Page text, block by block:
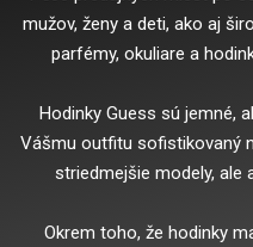
mužov, ženy a deti, ako aj
parfémy, okuliare a
Hodinky Guess sú jemné,
Vášmu outfitu sofistikovaný
striedmejšie modely, ale
Okrem toho, že hodinky